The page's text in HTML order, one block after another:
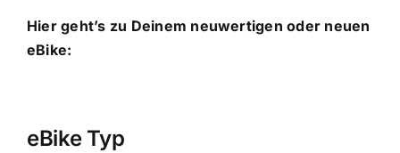
Hier geht’s zu Deinem neuwertigen oder neuen
eBike:
eBike Typ